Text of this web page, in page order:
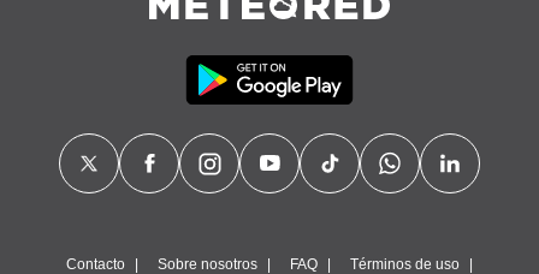
Contacto Sobre nosotros FAQ Términos de uso